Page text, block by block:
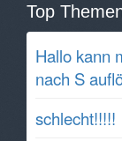
Top
Hallo kann
nach S
schlecht!!!!!